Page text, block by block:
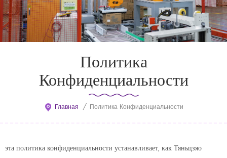
Политика
Конфиденциальности
Главная / Политика Конфиденциальности
эта политика конфиденциальности устанавливает, какТяньцзяо